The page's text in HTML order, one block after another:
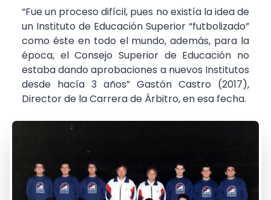
“Fue un proceso difícil, pues no existía la idea de
un Instituto de Educación Superior “futbolizado”
como éste en todo el mundo, además, para la
época, el Consejo Superior de Educación no
estaba dando aprobaciones a nuevos Institutos
desde hacía 3 años” Gastón Castro (2017),
Director de la Carrera de Árbitro, en esa fecha.